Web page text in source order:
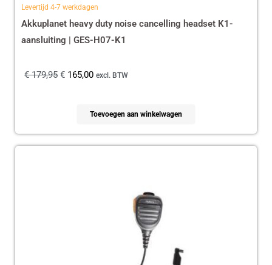
Levertijd 4-7 werkdagen
Akkuplanet heavy duty noise cancelling headset K1-
aansluiting | GES-H07-K1
€179,95 € 165,00 excl. BTW
Toevoegen aan winkelwagen